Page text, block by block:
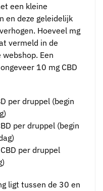
een kleine
en deze geleidelijk
Hoeveel mg
vermeld in de
Een
10 mg CBD
per druppel (begin
per druppel (begin
per druppel
ligt tussen de 30 en